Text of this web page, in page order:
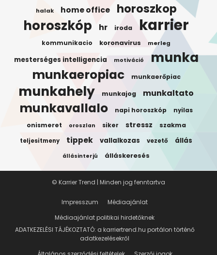
halak home office horoszkop
horoszkóp hr iroda karrier
kommunikacio koronavirus merleg
mesterséges intelligencia motiváció munka
munkaeropiac munkaerőpiac
munkahely munkajog munkaltato
munkavallalo napi horoszkóp nyilas
onismeret oroszlan siker stressz szakma
teljesitmeny tippek vallalkozas vezető állás
állásinterjú álláskeresés
Impresszum
Médiaajánlat
Médiaajánlat politikai hirdetőknek
ADATKEZELÉSI TÁJÉKOZTATÓ: a karriertrend.hu portálon történő
adatkezelésekről
© Karrier Trend | Minden jog fenntartva